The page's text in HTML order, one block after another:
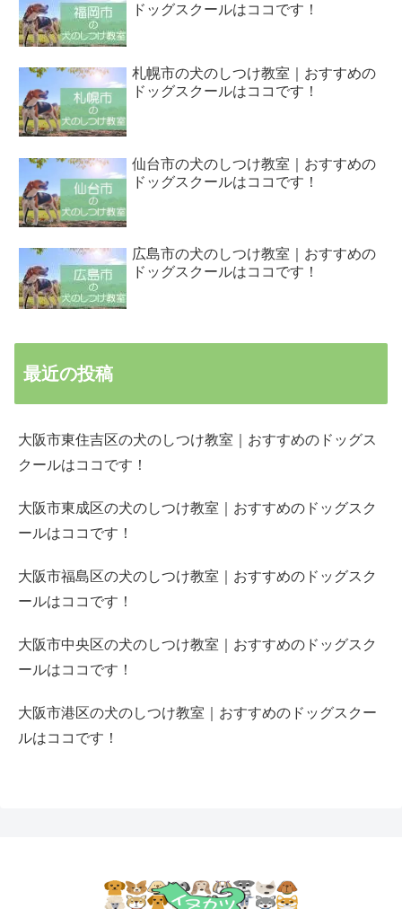
ドッグスクールはココです！
札幌市の犬のしつけ教室｜おすすめの
ドッグスクールはココです！
仙台市の犬のしつけ教室｜おすすめの
ドッグスクールはココです！
広島市の犬のしつけ教室｜おすすめの
ドッグスクールはココです！
最近の投稿
大阪市東住吉区の犬のしつけ教室｜おすすめのドッグス
クールはココです！
大阪市東成区の犬のしつけ教室｜おすすめのドッグスク
ールはココです！
大阪市福島区の犬のしつけ教室｜おすすめのドッグスク
ールはココです！
大阪市中央区の犬のしつけ教室｜おすすめのドッグスク
ールはココです！
大阪市港区の犬のしつけ教室｜おすすめのドッグスクー
ルはココです！